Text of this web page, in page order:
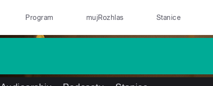
Program mujRozhlas Stanice